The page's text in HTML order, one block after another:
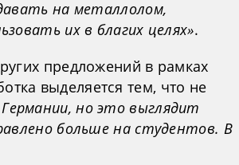
на металлолом,
их в благих целях».
предложений в рамках
выделяется тем, что не
но это выглядит
больше на студентов. В